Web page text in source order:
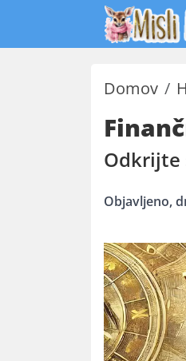
Domov
Odkrijte
Objavljeno,